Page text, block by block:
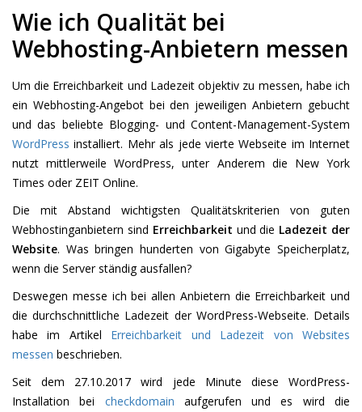
Wie ich Qualität bei
Webhosting-Anbietern messen
Um die Erreichbarkeit und Ladezeit objektiv zu messen, habe ich
ein Webhosting-Angebot bei den jeweiligen Anbietern gebucht
und das beliebte Blogging- und Content-Management-System
WordPress installiert. Mehr als jede vierte Webseite im Internet
nutzt mittlerweile WordPress, unter Anderem die New York
Times oder ZEIT Online.
Die mit Abstand wichtigsten Qualitätskriterien von guten
Webhostinganbietern sind Erreichbarkeit und die Ladezeit der
Website. Was bringen hunderten von Gigabyte Speicherplatz,
wenn die Server ständig ausfallen?
Deswegen messe ich bei allen Anbietern die Erreichbarkeit und
die durchschnittliche Ladezeit der WordPress-Webseite. Details
habe im Artikel Erreichbarkeit und Ladezeit von Websites
messen beschrieben.
Seit dem 27.10.2017 wird jede Minute diese WordPress-
Installation bei checkdomain aufgerufen und es wird die